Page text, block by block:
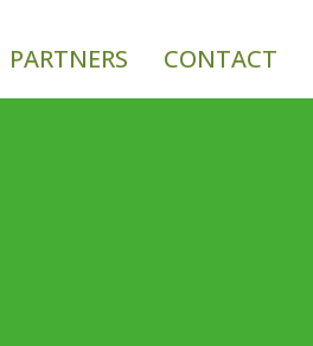
PARTNERS CONTACT